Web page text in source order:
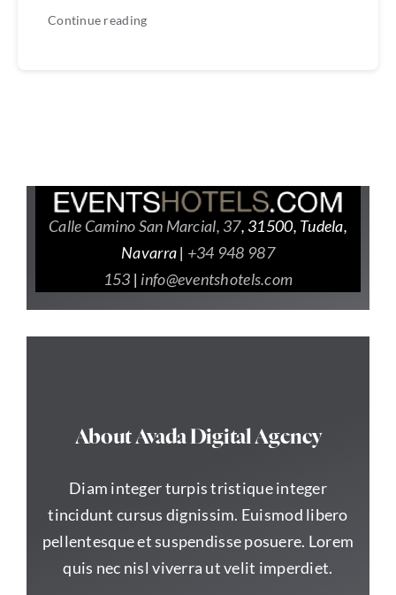
Continue reading
Calle Camino San Marcial, 37, 31500, Tudela,
Navarra | +34 948 987
153 | info@eventshotels.com
About Avada Digital Agency
Diam integer turpis tristique integer
tincidunt cursus dignissim. Euismod libero
pellentesque et suspendisse posuere. Lorem
quis nec nisl viverra ut velit imperdiet.